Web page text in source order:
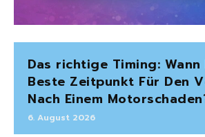
Das richtige Timing:
Beste Zeitpunkt Für Den
Nach Einem
6. August 2026